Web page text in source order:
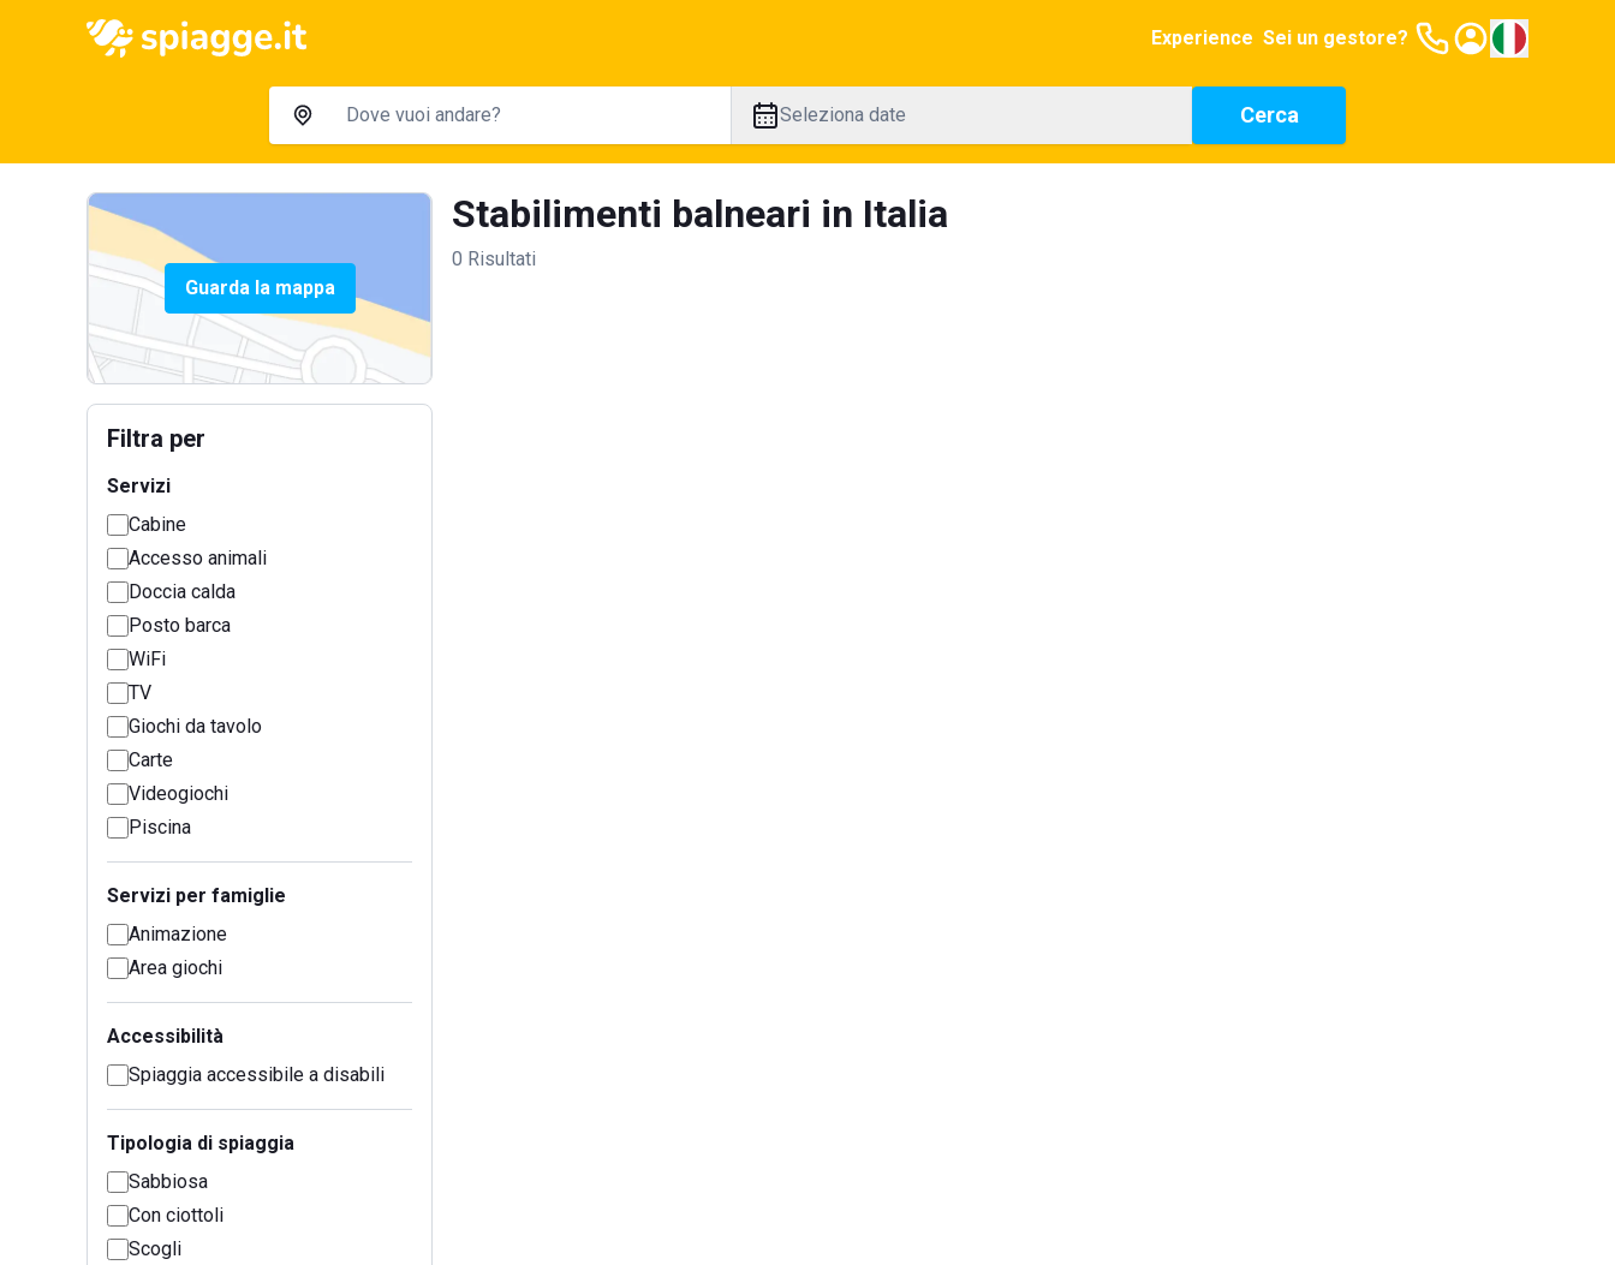
Experience Sei un gestore?
Seleziona date Cerca
Guarda la mappa
Filtra per
Servizi
Cabine
Accesso animali
Doccia calda
Posto barca
WiFi
TV
Giochi da tavolo
Carte
Videogiochi
Piscina
Servizi per famiglie
Animazione
Area giochi
Accessibilità
Spiaggia accessibile a disabili
Tipologia di spiaggia
Sabbiosa
Con ciottoli
Scogli
Stabilimenti balneari in Italia
0 Risultati